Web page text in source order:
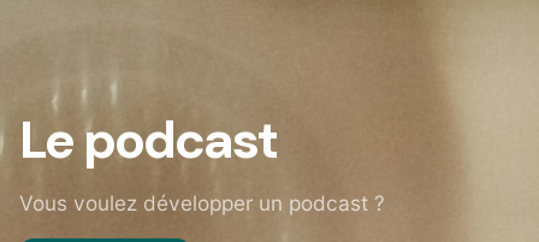
Le podcast
Vous voulez développer un podcast ?